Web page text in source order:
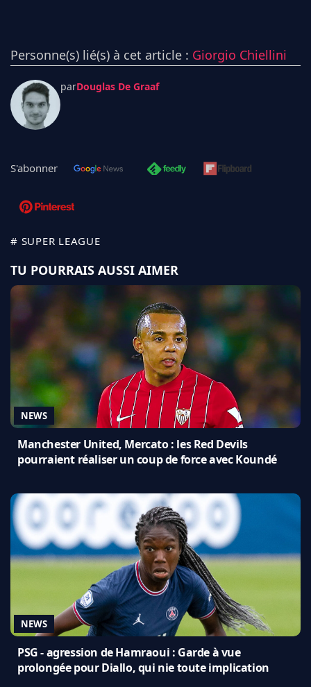
Personne(s) lié(s) à cet article : Giorgio Chiellini
parDouglas De Graaf
S'abonner
# SUPER LEAGUE
TU POURRAIS AUSSI AIMER
NEWS
Manchester United, Mercato : les Red Devils
pourraient réaliser un coup de force avec Koundé
NEWS
PSG - agression de Hamraoui : Garde à vue
prolongée pour Diallo, qui nie toute implication